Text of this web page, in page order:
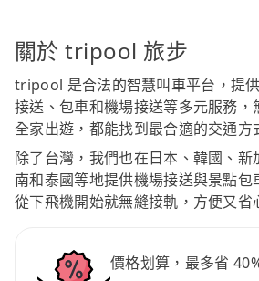
關於 tripool 旅步
tripool 是合法的智慧叫車平台，提
接送、包車和機場接送等多元服務
全家出遊，都能找到最合適的交通方
除了台灣，我們也在日本、韓國、
南和泰國等地提供機場接送與景點
從下飛機開始就無縫接軌，方便又省
價格划算，最多省